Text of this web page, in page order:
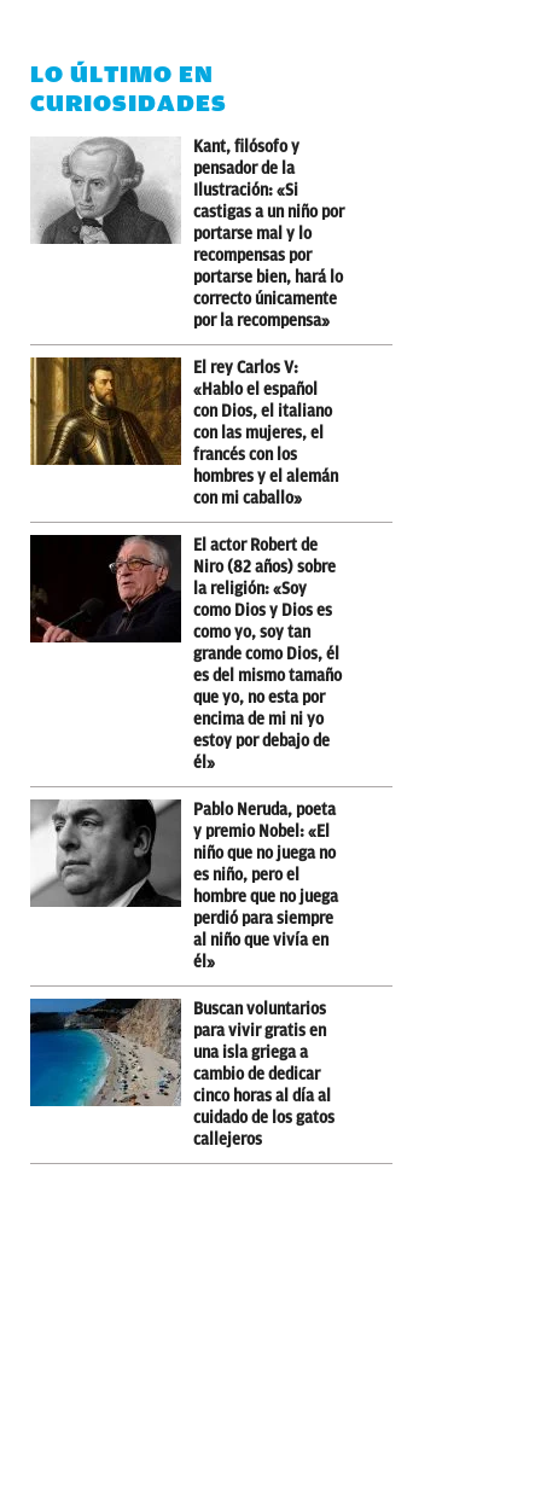
LO ÚLTIMO EN
CURIOSIDADES
Kant, filósofo y
pensador de la
Ilustración: «Si
castigas a un niño por
portarse mal y lo
recompensas por
portarse bien, hará lo
correcto únicamente
por la recompensa»
El rey Carlos V:
«Hablo el español
con Dios, el italiano
con las mujeres, el
francés con los
hombres y el alemán
con mi caballo»
El actor Robert de
Niro (82 años) sobre
la religión: «Soy
como Dios y Dios es
como yo, soy tan
grande como Dios, él
es del mismo tamaño
que yo, no esta por
encima de mi ni yo
estoy por debajo de
él»
Pablo Neruda, poeta
y premio Nobel: «El
niño que no juega no
es niño, pero el
hombre que no juega
perdió para siempre
al niño que vivía en
él»
Buscan voluntarios
para vivir gratis en
una isla griega a
cambio de dedicar
cinco horas al día al
cuidado de los gatos
callejeros